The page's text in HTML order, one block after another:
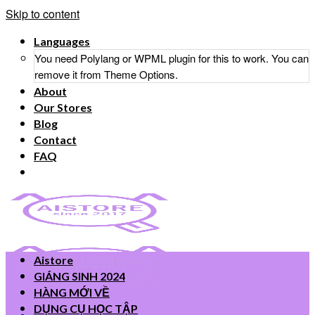
Skip to content
Languages
You need Polylang or WPML plugin for this to work. You can
remove it from Theme Options.
About
Our Stores
Blog
Contact
FAQ
Aistore
GIÁNG SINH 2024
HÀNG MỚI VỀ
DỤNG CỤ HỌC TẬP